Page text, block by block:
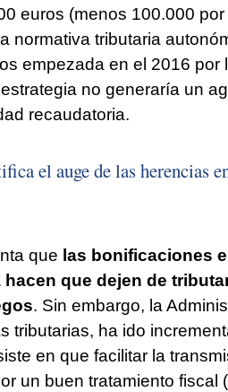
euros (menos 100.000
normativa tributaria
empezada en el 2016 por
no generaría un
recaudatoria.
el auge de las herencias
que las bonificaciones
que dejen de
. Sin embargo, la
tributarias, ha ido
en que facilitar la
un buen tratamiento fiscal